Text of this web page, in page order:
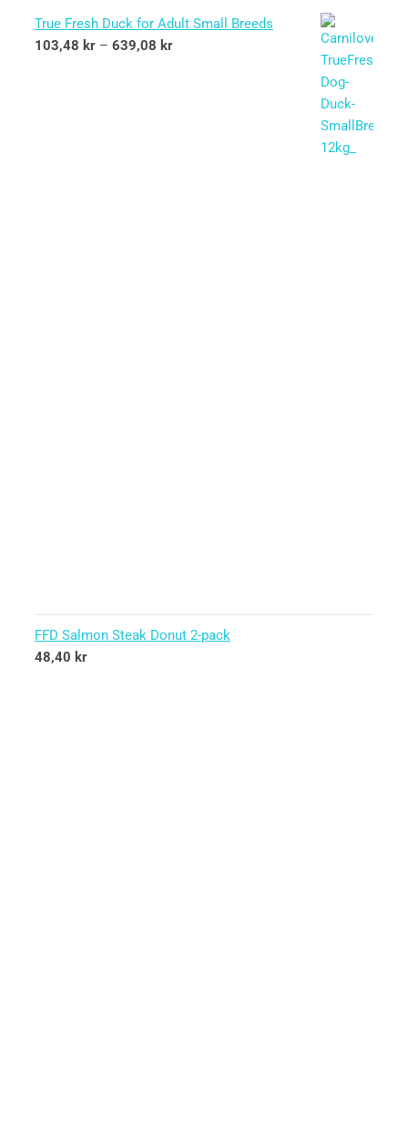
True Fresh Duck for Adult Small Breeds
103,48 kr – 639,08 kr
FFD Salmon Steak Donut 2-pack
48,40 kr